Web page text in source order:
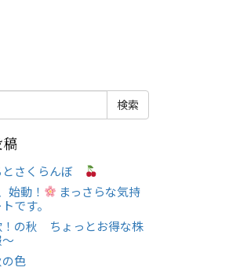
さくらんぼ
始動！
まっさらな気持
です。
！の秋 ちょっとお得な株
色